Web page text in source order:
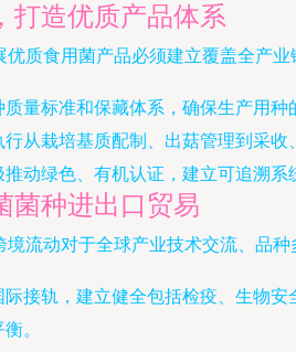
打造优质产品体系
优质食用菌产品必须建立覆盖全产业
质量标准和保藏体系，确保生产用种
从栽培基质配制、出菇管理到采
推动绿色、有机认证，建立可追溯
菌种进出口贸易
境流动对于全球产业技术交流、品
际接轨，建立健全包括检疫、生物
。